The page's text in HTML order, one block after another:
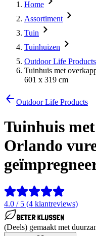
Home
Assortiment
Tuin
Tuinhuizen
Outdoor Life Products
Tuinhuis met
601 x 319 cm
Outdoor Life Products
Tuinhuis
Orlando
4.0 / 5 (4 klantreviews)
(Deels) gemaakt met